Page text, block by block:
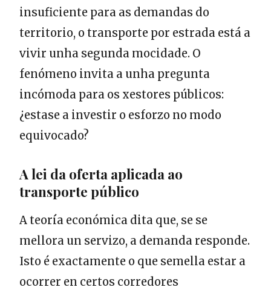
insuficiente para as demandas do
territorio, o transporte por estrada está a
vivir unha segunda mocidade. O
fenómeno invita a unha pregunta
incómoda para os xestores públicos:
¿estase a investir o esforzo no modo
equivocado?
A lei da oferta aplicada ao
transporte público
A teoría económica dita que, se se
mellora un servizo, a demanda responde.
Isto é exactamente o que semella estar a
ocorrer en certos corredores